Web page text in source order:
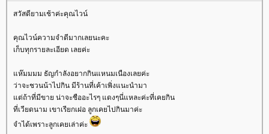
สวัสดียามเช้าค่ะคุณไวน์
คุณไวน์ความจำดีมากเลยนะคะ
เก็บทุกรายละเอียด เลยค่ะ
ห๊มมมม ธัญกำลังอยากกินแหนมเนืองเลยค่ะ
ว่าจะชวนน้าไปกิน มีร้านที่เค้าเพิ่งแนะนำมา
ต่ถ้าที่มีขาย น่าจะชืออะไรๆ แดงๆนี่แหละค่ะที่เคยกิน
ที่เวียดนาม เขาเรียกเฝอ ลูกเคยไปกินมาค่ะ
จำได้เพราะลูกเคยเล่าค่ะ